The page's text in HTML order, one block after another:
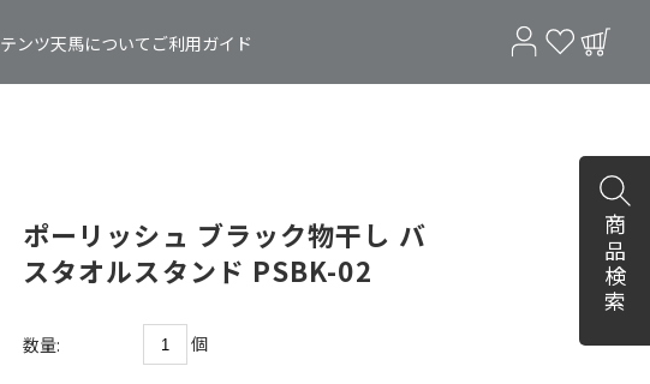
ンツ天馬について ご利用ガイド
ポーリッシュ ブラック物干し バ
スタオルスタンド PSBK-02
数量: 個
商品検索